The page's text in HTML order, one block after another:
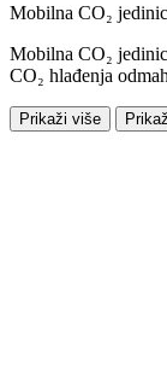
Mobilna CO₂
Mobilna CO₂
CO₂ hlađenja
Prikaži više